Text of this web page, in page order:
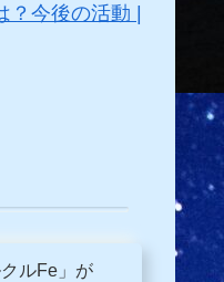
？今後の活動 |
クルFe」が